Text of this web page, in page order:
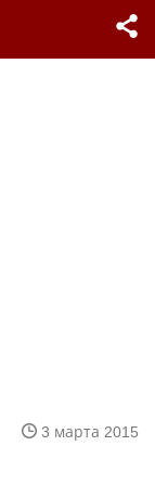
3 марта 2015